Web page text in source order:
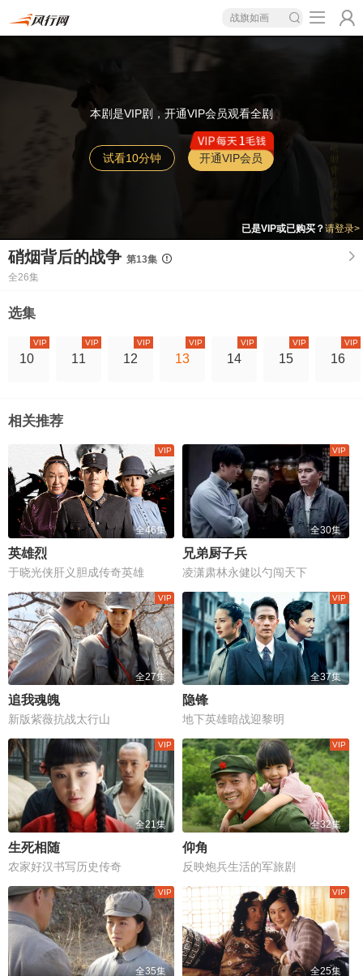
战旗如画
本剧是VIP剧，开通VIP会员观看全剧
试看10分钟 开通VIP会员
已是VIP或已购买？请登录>
硝烟背后的战争 第13集
全26集
选集
10
VIP
11
VIP
12
VIP
13
VIP
14
VIP
15
VIP
16
VIP
相关推荐
全46集
英雄烈
于晓光侠肝义胆成传奇英雄
全30集
兄弟厨子兵
凌潇肃林永健以勺闯天下
全27集
追我魂魄
新版紫薇抗战太行山
全37集
隐锋
地下英雄暗战迎黎明
全21集
生死相随
农家好汉书写历史传奇
全32集
仰角
反映炮兵生活的军旅剧
全35集 全25集